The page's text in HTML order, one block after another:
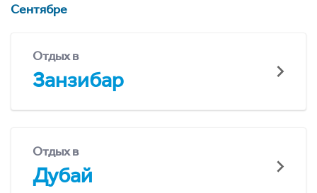
Сентябре
Отдых в
Занзибар
Отдых в
Дубай